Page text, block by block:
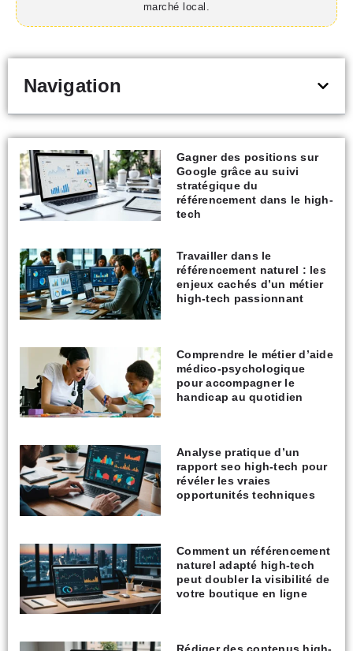
marché local.
Navigation
Gagner des positions sur
Google grâce au suivi
stratégique du
référencement dans le high-
tech
Travailler dans le
référencement naturel : les
enjeux cachés d’un métier
high-tech passionnant
Comprendre le métier d’aide
médico-psychologique
pour accompagner le
handicap au quotidien
Analyse pratique d’un
rapport seo high-tech pour
révéler les vraies
opportunités techniques
Comment un référencement
naturel adapté high-tech
peut doubler la visibilité de
votre boutique en ligne